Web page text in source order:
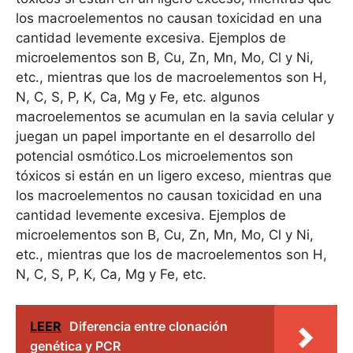
los macroelementos no causan toxicidad en una
cantidad levemente excesiva. Ejemplos de
microelementos son B, Cu, Zn, Mn, Mo, Cl y Ni,
etc., mientras que los de macroelementos son H,
N, C, S, P, K, Ca, Mg y Fe, etc. algunos
macroelementos se acumulan en la savia celular y
juegan un papel importante en el desarrollo del
potencial osmótico.Los microelementos son
tóxicos si están en un ligero exceso, mientras que
los macroelementos no causan toxicidad en una
cantidad levemente excesiva. Ejemplos de
microelementos son B, Cu, Zn, Mn, Mo, Cl y Ni,
etc., mientras que los de macroelementos son H,
N, C, S, P, K, Ca, Mg y Fe, etc.
LEER Diferencia entre clonación
genética y PCR